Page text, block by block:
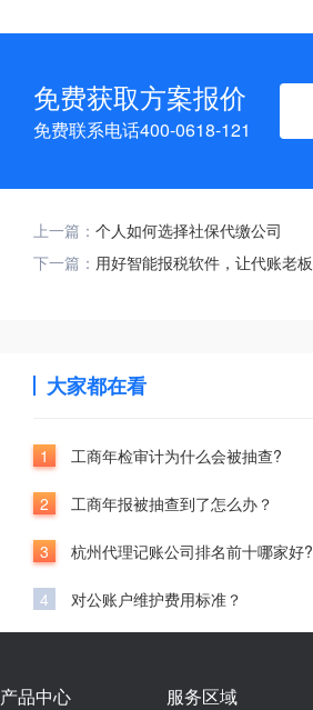
免费获取方案报价
免费联系电话400-0618-121
上一篇： 个人如何选择社保代缴公司
下一篇： 用好智能报税软件，让代账老
大家都在看
1 工商年检审计为什么会被抽查?
2 工商年报被抽查到了怎么办？
3 杭州代理记账公司排名前十哪家好?
4 对公账户维护费用标准？
产品中心 服务区域